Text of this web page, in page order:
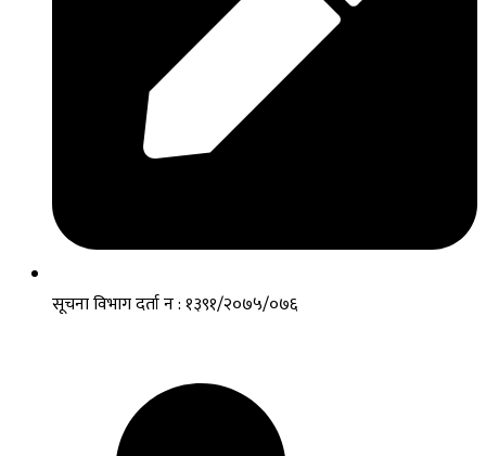
सूचना विभाग दर्ता न : १३९१/२०७५/०७६